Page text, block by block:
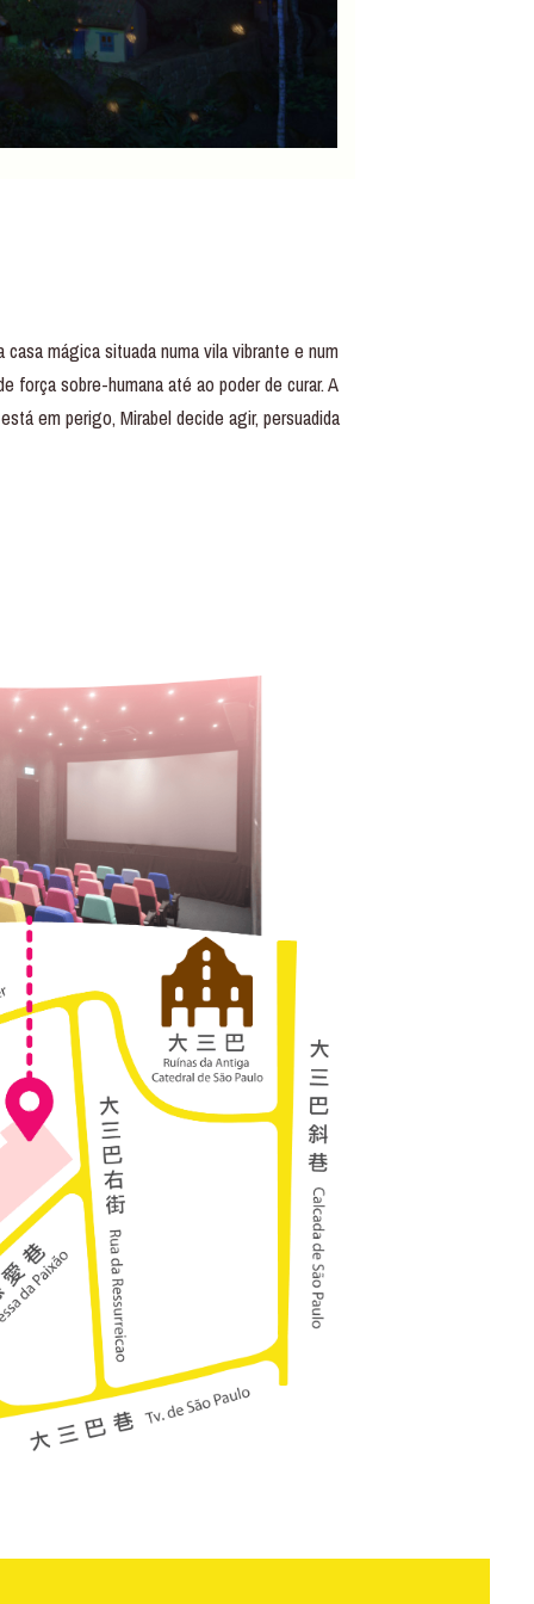
mágica situada numa vila vibrante e num
força sobre-humana até ao poder de curar. A
em perigo, Mirabel decide agir, persuadida